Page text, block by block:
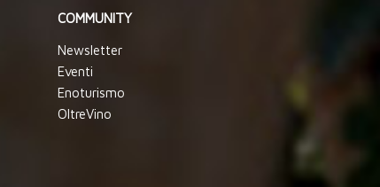
COMMUNITY
Newsletter
Eventi
Enoturismo
OltreVino